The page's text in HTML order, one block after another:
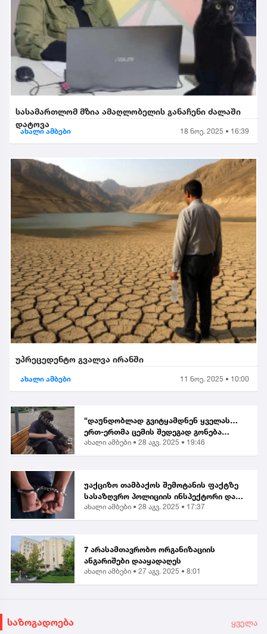
სასამართლომ მზია ამაღლობელის განაჩენი ძალაში
დატოვა
ახალი ამბები 18 ნოე. 2025 • 16:39
უპრეცედენტო გვალვა ირანში
ახალი ამბები 11 ნოე. 2025 • 10:00
“დაუნდობლად გვიტყამდნენ ყველას…
ერთ-ერთმა ცემის შედეგად გონება
დაკარგა” | მოქალაქე ბათუმში მომხდარ
ახალი ამბები • 28 აგვ. 2025 • 19:46
უაქციზო თამბაქოს შემოტანის ფაქტზე
სასაზღვრო პოლიციის ინსპექტორი და
ერთი პირი დააკავეს
ახალი ამბები • 28 აგვ. 2025 • 17:37
7 არასამთავრობო ორგანიზაციის
ანგარიშები დააყადაღეს
ახალი ამბები • 27 აგვ. 2025 • 8:01
საზოგადოება ყველა